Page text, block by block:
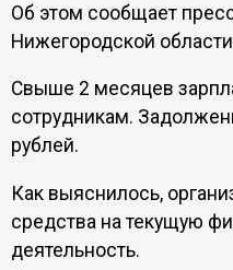
Об этом сообщает
Нижегородской
Свыше 2 месяцев
сотрудникам.
рублей.
Как выяснилось,
средства на текущую
деятельность.